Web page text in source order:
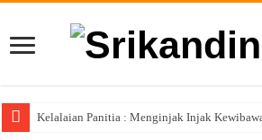
Kelalaian Panitia : Menginjak Injak